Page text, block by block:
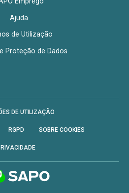
Ajuda
de Utilização
Proteção de Dados
DE UTILIZAÇÃO
RGPD SOBRE COOKIES